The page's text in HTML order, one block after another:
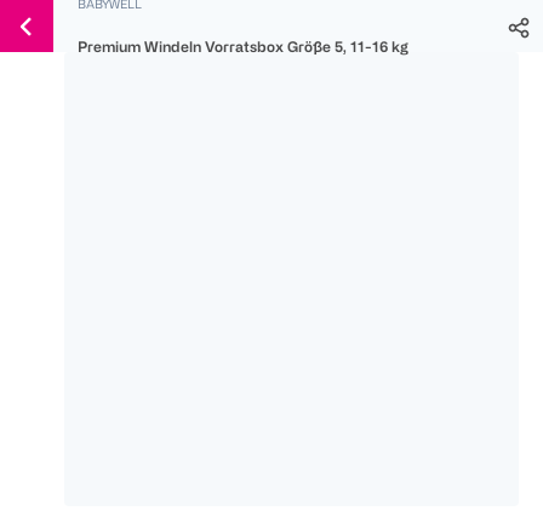
150 Ös
300 Ös
500 Ös
Weiter
zum
BABYWELL
Premium Windeln Vorratsbox Größe 5, 11-16 kg